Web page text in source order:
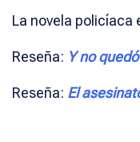
La novela policíaca
Reseña: Y no
Reseña: El